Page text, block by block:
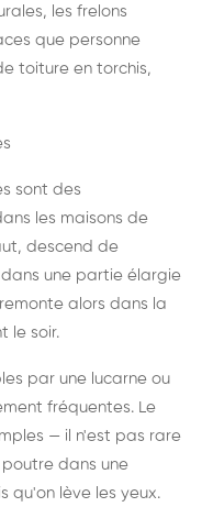
les frelons
que personne
toiture en torchis,
sont des
les maisons de
descend de
une partie élargie
alors dans la
le soir.
par une lucarne ou
fréquentes. Le
— il n'est pas rare
dans une
qu'on lève les yeux.